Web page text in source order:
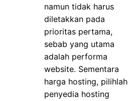
namun tidak harus
diletakkan pada
prioritas pertama,
sebab yang utama
adalah performa
website. Sementara
harga hosting, pilihlah
penyedia hosting